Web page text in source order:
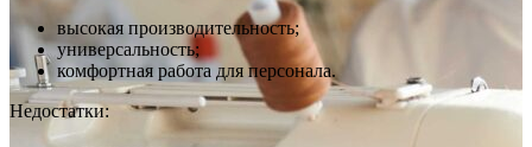
высокая производительность;
универсальность;
комфортная работа для персонала.
Недостатки: